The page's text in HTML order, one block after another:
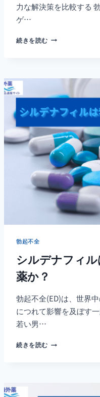
力な解決策を比較する
ゲ…
続きを読む
ー
VS
ビ
ダ
リ
ス
タ
勃起不全
シルデナフィ
薬か？
勃起不全(ED)は、世界
につれて影響を及ぼす
若い男…
続きを読む